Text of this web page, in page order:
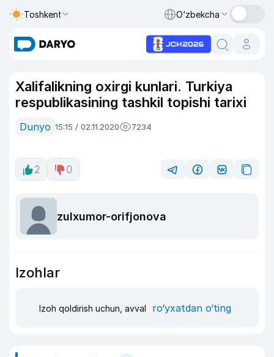
Toshkent O‘zbekcha
Xalifalikning oxirgi kunlari. Turkiya
respublikasining tashkil topishi tarixi
Dunyo 15:15 / 02.11.2020 7234
2 0
zulxumor-orifjonova
Izohlar
Izoh qoldirish uchun, avval ro‘yxatdan o‘ting